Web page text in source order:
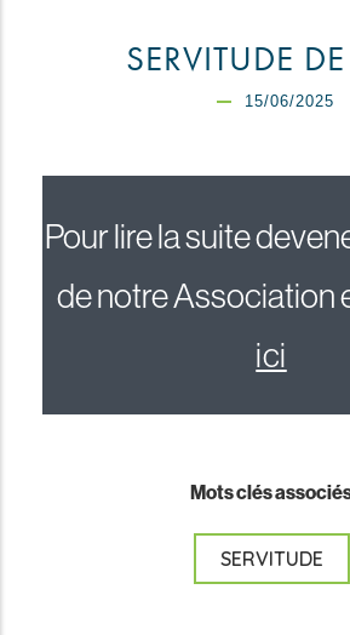
SERVITUDE
15/06/2025
Pour lire la suite
de notre Association
ici
Mots clés
SERVITUDE